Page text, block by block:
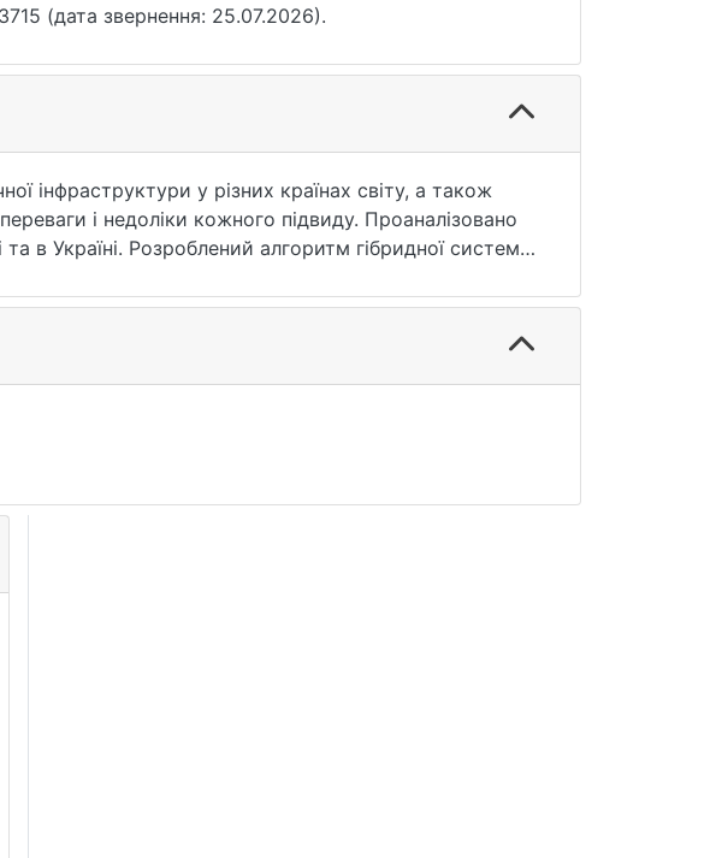
(дата звернення: 25.07.2026).
інфраструктури у різних країнах світу, а також
і недоліки кожного підвиду. Проаналізовано
та в Україні. Розроблений алгоритм гібридної системи
час експлуатації навчається. Алгоритм є
оскільки реалізація можлива без залучення
невеликою групою спеціалістів, а надійні та
не відомих атак, і зменшить кількість